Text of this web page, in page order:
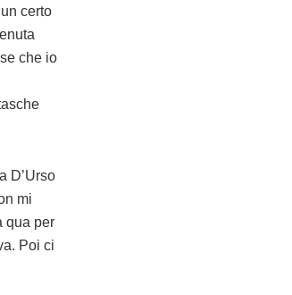
certo
che io
D’Urso
mi
qua per
Poi ci